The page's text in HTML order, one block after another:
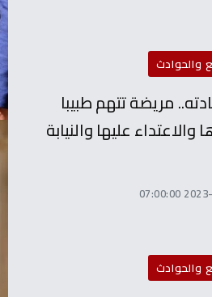
والحوادث
مريضة تتهم طبيبا
والاعتداء عليها والنيابة
2023-
والحوادث